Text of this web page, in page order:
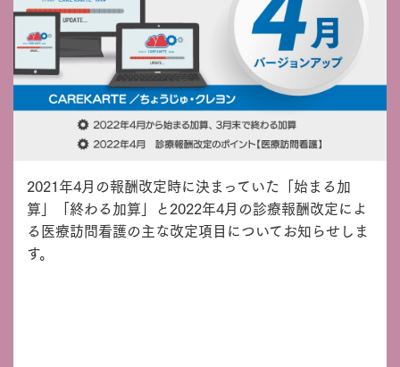
2021年4月の報酬改定時に決まっていた「始まる加
算」「終わる加算」と2022年4月の診療報酬改定によ
る医療訪問看護の主な改定項目についてお知らせしま
す。